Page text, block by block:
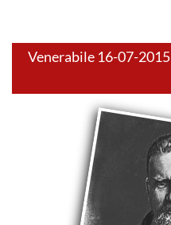
Venerabile 16-07-2015